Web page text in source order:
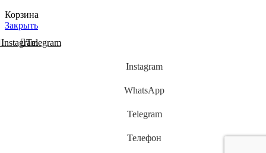
Корзина
Закрыть
InstagramTelegram
Instagram
WhatsApp
Telegram
Телефон